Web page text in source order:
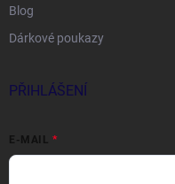
Blog
Dárkové poukazy
PŘIHLÁŠENÍ
E-MAIL